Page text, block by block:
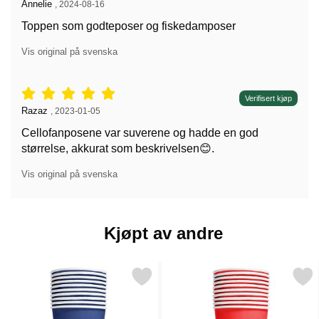
Anmeldelse av:
Annelie 2024-08-16
Toppen som godteposer og fiskedamposer
Vis original på svenska
Vurdering: 5 stjerne av 5, Verifisert kjøp
Anmeldelse av:
Razaz 2023-01-05
Cellofanposene var suverene og hadde en god
størrelse, akkurat som beskrivelsen😊.
Vis original på svenska
Kjøpt av andre
Merk pappkopper Mørkblå 35 cl 10-pakning som favoritt
Merk pappkopper Rød 35 cl